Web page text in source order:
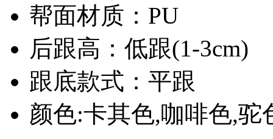
帮面材质：PU
后跟高：低跟(1-3cm)
跟底款式：平跟
颜色:卡其色,咖啡色,驼